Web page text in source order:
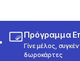
Πρόγραμμα
Γίνε μέλος,
δωροκάρτες